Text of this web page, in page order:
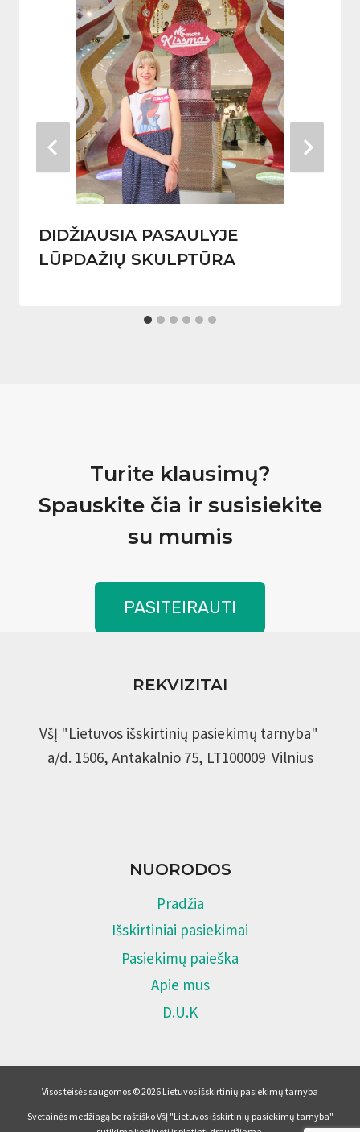
DIDŽIAUSIA PASAULYJE
LŪPDAŽIŲ SKULPTŪRA
Turite klausimų?
Spauskite čia ir susisiekite
su mumis
PASITEIRAUTI
REKVIZITAI
VšĮ "Lietuvos išskirtinių pasiekimų tarnyba"
a/d. 1506, Antakalnio 75, LT100009 Vilnius
NUORODOS
Pradžia
Išskirtiniai pasiekimai
Pasiekimų paieška
Apie mus
D.U.K
Visos teisės saugomos © 2026 Lietuvos išskirtinių pasiekimų tarnyba
Svetainės medžiagą be raštiško VšĮ "Lietuvos išskirtinių pasiekimų tarnyba"